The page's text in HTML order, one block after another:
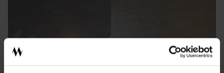
ONTWERPSTUDIO
BINNENKIJKEN